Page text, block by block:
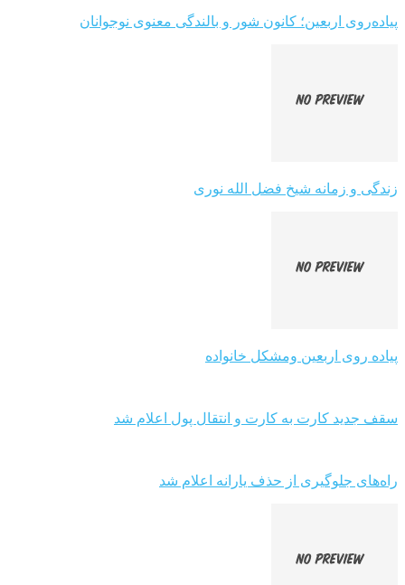
پیاده‌روی اربعین؛ کانون شور و بالندگی معنوی نوجوانان
زندگی و زمانه شیخ فضل الله نوری
پیاده روی اربعین ومشکل خانواده
سقف جدید کارت به کارت و انتقال پول اعلام شد
راه‌های جلوگیری از حذف یارانه اعلام شد